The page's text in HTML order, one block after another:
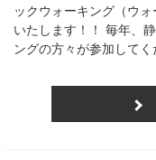
ックウォーキング（ウ
いたします！！ 毎年、
ングの方々が参加して